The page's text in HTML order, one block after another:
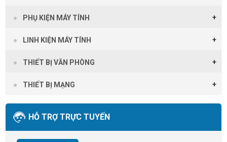
PHỤ KIỆN MÁY TÍNH
LINH KIỆN MÁY TÍNH
THIẾT BỊ VĂN PHÒNG
THIẾT BỊ MẠNG
HỖ TRỢ TRỰC TUYẾN